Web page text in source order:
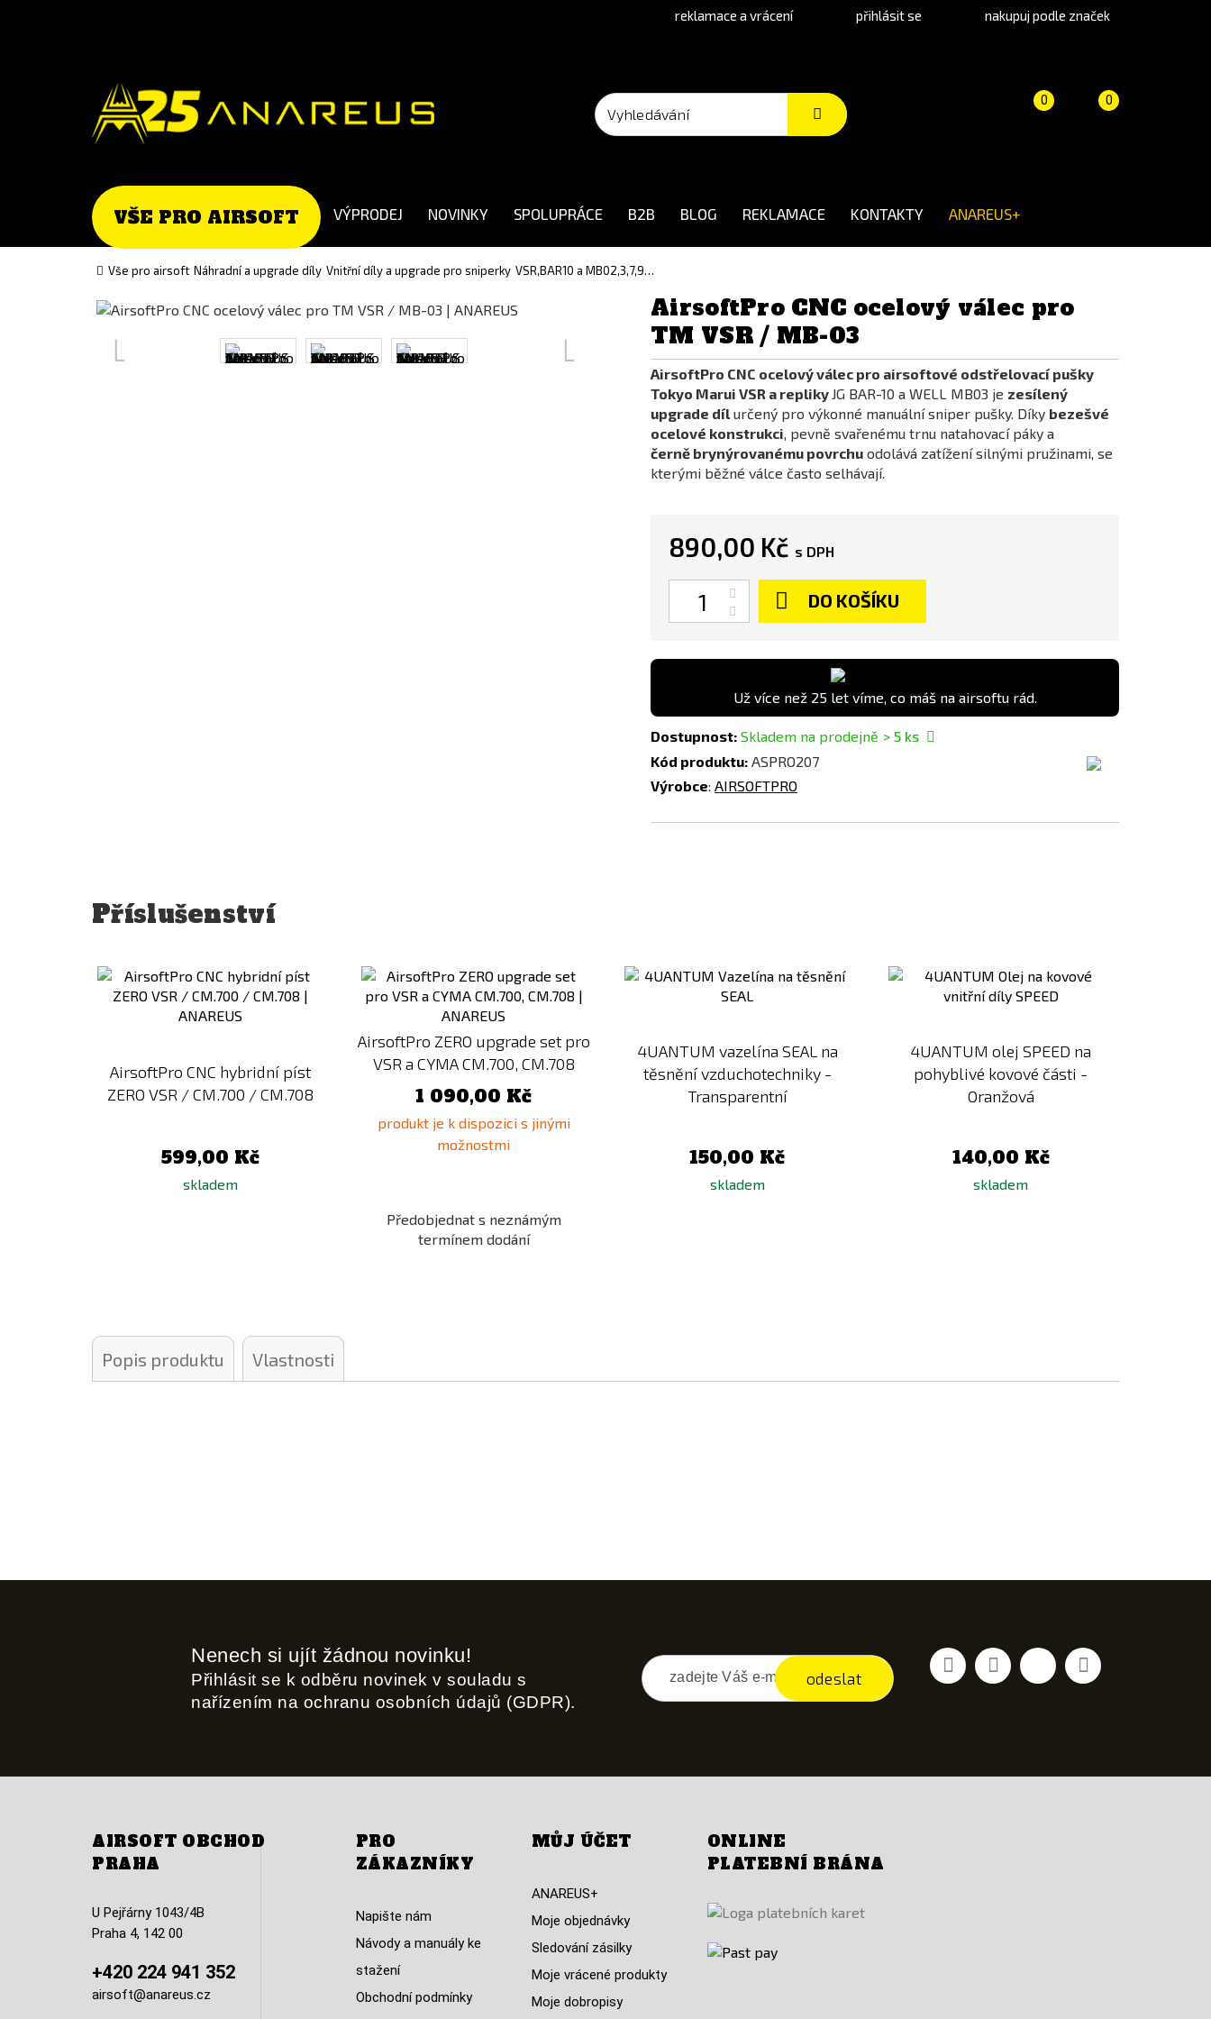
version
reklamace a vrácení přihlásit se nakupuj podle značek
Košík 0
(prázdný)
Porovnání
0
VŠE PRO AIRSOFT VÝPRODEJ NOVINKY SPOLUPRÁCE B2B BLOG REKLAMACE KONTAKTY ANAREUS+
Vše pro airsoft Náhradní a upgrade díly Vnitřní díly a upgrade pro sniperky VSR,BAR10 a MB02,3,7,9…
AirsoftPro CNC ocelový válec pro
TM VSR / MB-03
AirsoftPro CNC ocelový válec pro airsoftové odstřelovací pušky
Tokyo Marui VSR a repliky JG BAR-10 a WELL MB03 je zesílený
upgrade díl určený pro výkonné manuální sniper pušky. Díky bezešvé
ocelové konstrukci, pevně svařenému trnu natahovací páky a
černě brynýrovanému povrchu odolává zatížení silnými pružinami, se
kterými běžné válce často selhávají.
890,00 Kč s DPH
DO KOŠÍKU
Už více než 25 let víme, co máš na airsoftu rád.
Dostupnost: Skladem na prodejně > 5 ks
Kód produktu: ASPRO207
Výrobce: AIRSOFTPRO
Příslušenství
AirsoftPro CNC hybridní píst
ZERO VSR / CM.700 / CM.708
599,00 Kč
skladem
porovnání
AirsoftPro ZERO upgrade set pro
VSR a CYMA CM.700, CM.708
1 090,00 Kč
produkt je k dispozici s jinými
možnostmi
Předobjednat s neznámým
termínem dodání
porovnání
4UANTUM vazelína SEAL na
těsnění vzduchotechniky -
Transparentní
150,00 Kč
skladem
k
4UANTUM olej SPEED na
pohyblivé kovové části -
Oranžová
140,00 Kč
skladem
Popis produktu Vlastnosti
Nenech si ujít žádnou novinku!
Přihlásit se k odběru novinek v souladu s
nařízením na ochranu osobních údajů (GDPR).
odeslat
FacebookYouTubeVimeo Instagram
AIRSOFT OBCHOD
PRAHA
U Pejřárny 1043/4B
Praha 4, 142 00
+420 224 941 352
airsoft@anareus.cz
PRO
ZÁKAZNÍKY
Napište nám
Návody a manuály ke
stažení
Obchodní podmínky
MŮJ ÚČET
ANAREUS+
Moje objednávky
Sledování zásilky
Moje vrácené produkty
Moje dobropisy
ONLINE
PLATEBNÍ BRÁNA